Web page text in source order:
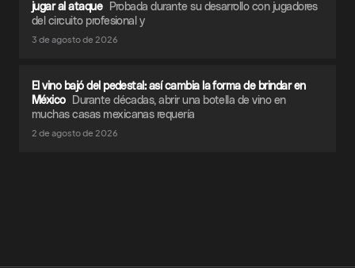
jugar al ataque
Probada durante su desarrollo con jugadores
del circuito profesional y
3 de agosto de 2026
El vino bajó del pedestal: así cambia la forma de brindar en
México Durante décadas, abrir una botella de vino en
muchas casas mexicanas requería
2 de agosto de 2026